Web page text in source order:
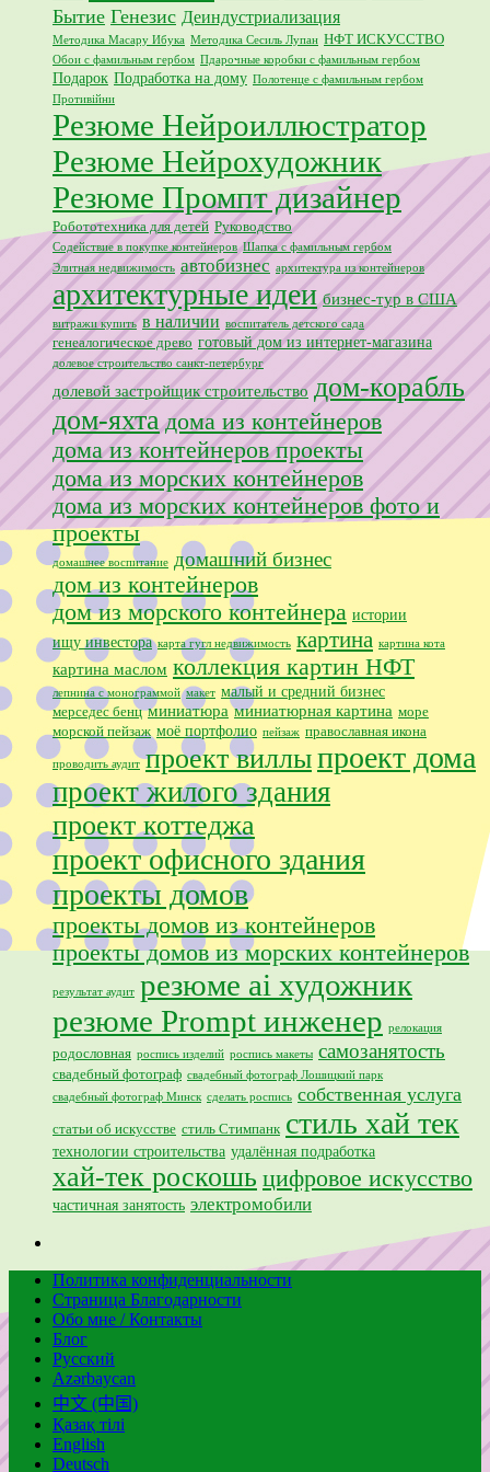
Бытие Генезис Деиндустриализация
Методика Масару Ибука Методика Сесиль Лупан НФТ ИСКУССТВО
Обои с фамильным гербом Пдарочные коробки с фамильным гербом
Подарок Подработка на дому Полотенце с фамильным гербом
Противійни
Резюме Нейроиллюстратор
Резюме Нейрохудожник
Резюме Промпт дизайнер
Робототехника для детей Руководство
Содействие в покупке контейнеров Шапка с фамильным гербом
Элитная недвижимость автобизнес архитектура из контейнеров
архитектурные идеи бизнес-тур в США
витражи купить в наличии воспитатель детского сада
генеалогическое древо готовый дом из интернет-магазина
долевое строительство санкт-петербург
долевой застройщик строительство дом-корабль
дом-яхта дома из контейнеров
дома из контейнеров проекты
дома из морских контейнеров
дома из морских контейнеров фото и
проекты
домашнее воспитание домашний бизнес
дом из контейнеров
дом из морского контейнера истории
ищу инвестора карта гугл недвижимость картина картина кота
картина маслом коллекция картин НФТ
лепнина с монограммой макет малый и средний бизнес
мерседес бенц миниатюра миниатюрная картина море
морской пейзаж моё портфолио пейзаж православная икона
проводить аудит проект виллыпроект дома
проект жилого здания
проект коттеджа
проект офисного здания
проекты домов
проекты домов из контейнеров
проекты домов из морских контейнеров
результат аудит резюме ai художник
резюме Prompt инженер релокация
родословная роспись изделий роспись макеты самозанятость
свадебный фотограф свадебный фотограф Лошицкий парк
свадебный фотограф Минск сделать роспись собственная услуга
статьи об искусстве стиль Стимпанк стиль хай тек
технологии строительства удалённая подработка
хай-тек роскошь цифровое искусство
частичная занятость электромобили
Политика конфиденциальности
Страница Благодарности
Обо мне / Контакты
Блог
Русский
Azərbaycan
中文 (中国)
Қазақ тілі
English
Deutsch